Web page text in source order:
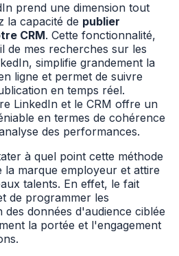
prend une dimension tout
la capacité de publier
CRM. Cette fonctionnalité,
de mes recherches sur les
simplifie grandement la
ligne et permet de suivre
en temps réel.
LinkedIn et le CRM offre un
en termes de cohérence
des performances.
à quel point cette méthode
marque employeur et attire
talents. En effet, le fait
de programmer les
données d'audience ciblée
la portée et l'engagement